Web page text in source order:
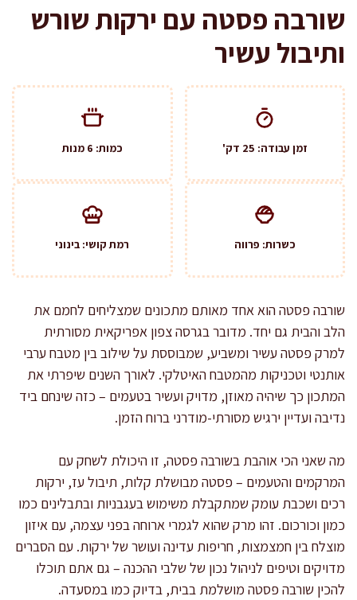
שורבה פסטה עם ירקות שורש
ותיבול עשיר
זמן עבודה: 25 דק' כמות: 6 מנות
כשרות: פרווה רמת קושי: בינוני
שורבה פסטה הוא אחד מאותם מתכונים שמצליחים לחמם את
הלב והבית גם יחד. מדובר בגרסה צפון אפריקאית מסורתית
למרק פסטה עשיר ומשביע, שמבוססת על שילוב בין מטבח ערבי
אותנטי וטכניקות מהמטבח האיטלקי. לאורך השנים שיפרתי את
המתכון כך שיהיה מאוזן, מדויק ועשיר בטעמים – כזה שינחם ביד
נדיבה ועדיין ירגיש מסורתי-מודרני ברוח הזמן.
מה שאני הכי אוהבת בשורבה פסטה, זו היכולת לשחק עם
המרקמים והטעמים – פסטה מבושלת קלות, תיבול עז, ירקות
רכים ושכבת עומק שמתקבלת משימוש בעגבניות ובתבלינים כמו
כמון וכורכום. זהו מרק שהוא לגמרי ארוחה בפני עצמה, עם איזון
מוצלח בין חמצמצות, חריפות עדינה ועושר של ירקות. עם הסברים
מדויקים וטיפים לניהול נכון של שלבי ההכנה – גם אתם תוכלו
להכין שורבה פסטה מושלמת בבית, בדיוק כמו במסעדה.